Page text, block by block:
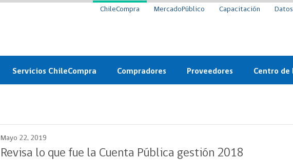
ChileCompra MercadoPúblico Capacitación
Servicios ChileCompra
ChileCompra
Eficiencia
Compradores
Circular
Compra Ágil
Proveedores Centro de
Mayo 22, 2019
Revisa lo que fue la Cuenta Pública gestión 2018